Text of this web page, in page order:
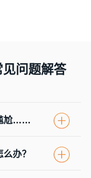
问题解答
尬……
办？